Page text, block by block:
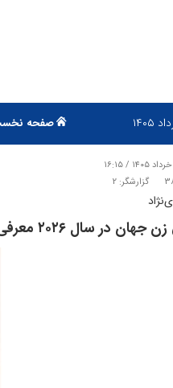
صفحه
گزارشگر: 2
در سال ۲٠۲۶ معرفی شد!